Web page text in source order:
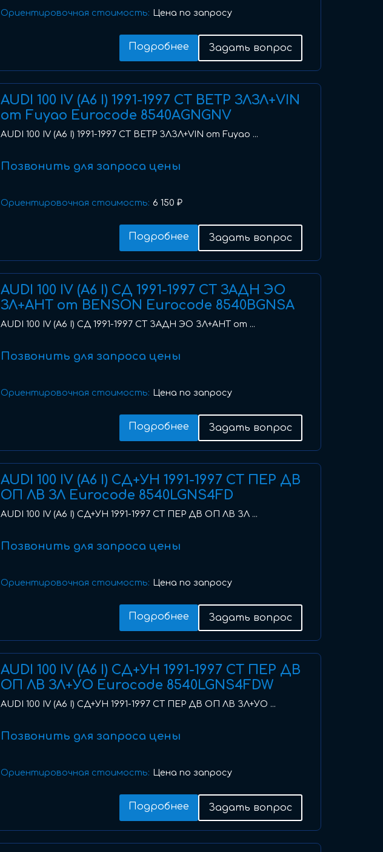
Ориентировочная стоимость: Цена по запросу
Подробнее Задать вопрос
AUDI 100 IV (A6 I) 1991-1997 СТ ВЕТР ЗЛЗЛ+VIN
от Fuyao Eurocode 8540AGNGNV
AUDI 100 IV (A6 I) 1991-1997 СТ ВЕТР ЗЛЗЛ+VIN от Fuyao ...
Позвонить для запроса цены
Ориентировочная стоимость: 6 150 ₽
Подробнее Задать вопрос
AUDI 100 IV (A6 I) СД 1991-1997 СТ ЗАДН ЭО
ЗЛ+АНТ от BENSON Eurocode 8540BGNSA
AUDI 100 IV (A6 I) СД 1991-1997 СТ ЗАДН ЭО ЗЛ+АНТ от ...
Позвонить для запроса цены
Ориентировочная стоимость: Цена по запросу
Подробнее Задать вопрос
AUDI 100 IV (A6 I) СД+УН 1991-1997 СТ ПЕР ДВ
ОП ЛВ ЗЛ Eurocode 8540LGNS4FD
AUDI 100 IV (A6 I) СД+УН 1991-1997 СТ ПЕР ДВ ОП ЛВ ЗЛ ...
Позвонить для запроса цены
Ориентировочная стоимость: Цена по запросу
Подробнее Задать вопрос
AUDI 100 IV (A6 I) СД+УН 1991-1997 СТ ПЕР ДВ
ОП ЛВ ЗЛ+УО Eurocode 8540LGNS4FDW
AUDI 100 IV (A6 I) СД+УН 1991-1997 СТ ПЕР ДВ ОП ЛВ ЗЛ+УО ...
Позвонить для запроса цены
Ориентировочная стоимость: Цена по запросу
Подробнее Задать вопрос